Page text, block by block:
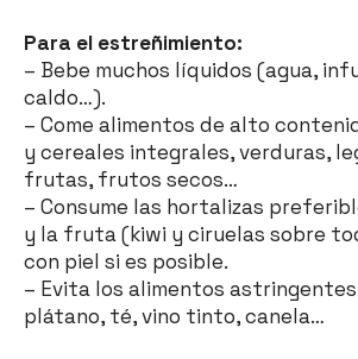
Para el estreñimiento:
– Bebe muchos líquidos (agua,
caldo…).
– Come alimentos de alto
y cereales integrales, verduras,
frutas, frutos secos…
– Consume las hortalizas
y la fruta (kiwi y ciruelas sobre
con piel si es posible.
– Evita los alimentos
plátano, té, vino tinto, canela…